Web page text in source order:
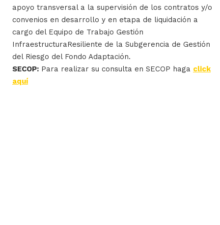
apoyo transversal a la supervisión de los contratos y/o
convenios en desarrollo y en etapa de liquidación a
cargo del Equipo de Trabajo Gestión
InfraestructuraResiliente de la Subgerencia de Gestión
del Riesgo del Fondo Adaptación.
SECOP: Para realizar su consulta en SECOP haga click
aquí